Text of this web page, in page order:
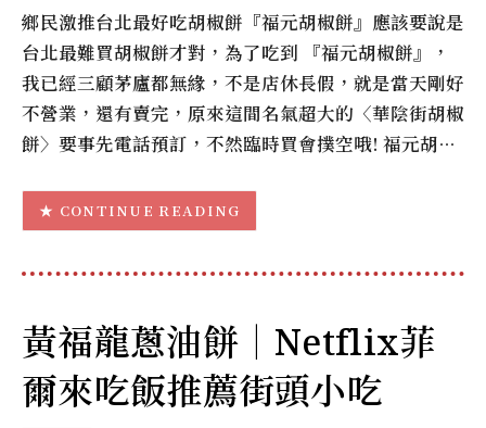
鄉民激推台北最好吃胡椒餅『福元胡椒餅』應該要說是
台北最難買胡椒餅才對，為了吃到 『福元胡椒餅』，
我已經三顧茅廬都無緣，不是店休長假，就是當天剛好
不營業，還有賣完，原來這間名氣超大的〈華陰街胡椒
餅〉要事先電話預訂，不然臨時買會撲空哦! 福元胡…
CONTINUE READING
黃福龍蔥油餅｜Netflix菲
爾來吃飯推薦街頭小吃